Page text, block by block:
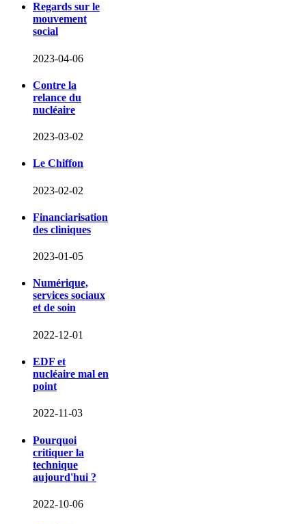
Regards sur le
mouvement
social
2023-04-06
Contre la
relance du
nucléaire
2023-03-02
Le Chiffon
2023-02-02
Financiarisation
des cliniques
2023-01-05
Numérique,
services sociaux
et de soin
2022-12-01
EDF et
nucléaire mal en
point
2022-11-03
Pourquoi
critiquer la
technique
aujourd'hui ?
2022-10-06